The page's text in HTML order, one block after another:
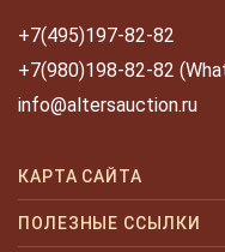
+7(495)197-82-82
+7(980)198-82-82
info@altersauction.ru
КАРТА САЙТА
Аукционы
ПОЛЕЗНЫЕ ССЫЛКИ